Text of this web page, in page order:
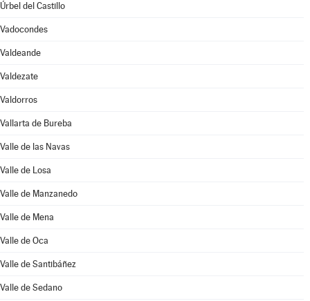
Úrbel del Castillo
Vadocondes
Valdeande
Valdezate
Valdorros
Vallarta de Bureba
Valle de las Navas
Valle de Losa
Valle de Manzanedo
Valle de Mena
Valle de Oca
Valle de Santibáñez
Valle de Sedano